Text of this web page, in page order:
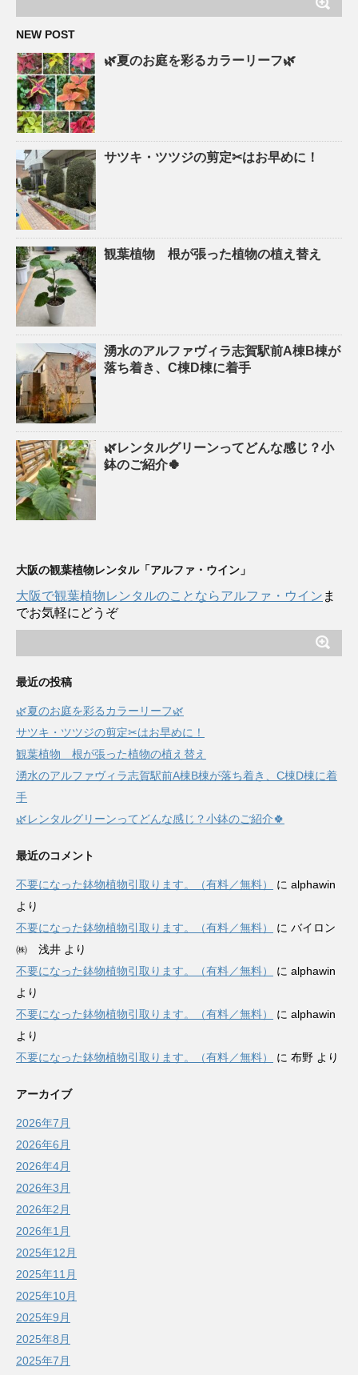
NEW POST
🌿夏のお庭を彩るカラーリーフ🌿
サツキ・ツツジの剪定✂はお早めに！
観葉植物 根が張った植物の植え替え
湧水のアルファヴィラ志賀駅前A棟B棟が
落ち着き、C棟D棟に着手
🌿レンタルグリーンってどんな感じ？小
鉢のご紹介🍀
大阪の観葉植物レンタル「アルファ・ウイン」
大阪で観葉植物レンタルのことならアルファ・ウイン ま
でお気軽にどうぞ
最近の投稿
🌿夏のお庭を彩るカラーリーフ🌿
サツキ・ツツジの剪定✂はお早めに！
観葉植物 根が張った植物の植え替え
湧水のアルファヴィラ志賀駅前A棟B棟が落ち着き、C棟D棟に着
手
🌿レンタルグリーンってどんな感じ？小鉢のご紹介🍀
最近のコメント
不要になった鉢物植物引取ります。（有料／無料） に alphawin
より
不要になった鉢物植物引取ります。（有料／無料）
に バイロン
㈱ 浅井 より
不要になった鉢物植物引取ります。（有料／無料）
に alphawin
より
不要になった鉢物植物引取ります。（有料／無料）
に alphawin
より
不要になった鉢物植物引取ります。（有料／無料）
に 布野 より
アーカイブ
2026年7月
2026年6月
2026年4月
2026年3月
2026年2月
2026年1月
2025年12月
2025年11月
2025年10月
2025年9月
2025年8月
2025年7月